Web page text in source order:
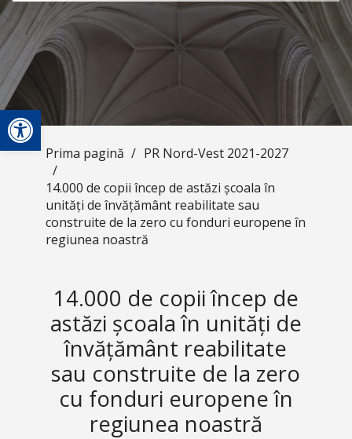
Deschide bara de unelte
Prima pagină / PR Nord-Vest 2021-2027
/
14.000 de copii încep de astăzi școala în
unități de învățământ reabilitate sau
construite de la zero cu fonduri europene în
regiunea noastră
14.000 de copii încep de
astăzi școala în unități de
învățământ reabilitate
sau construite de la zero
cu fonduri europene în
regiunea noastră